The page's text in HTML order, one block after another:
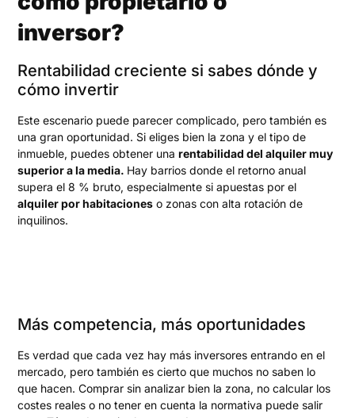
inversor?
Rentabilidad creciente si sabes dónde y
cómo invertir
Este escenario puede parecer complicado, pero también es
una gran oportunidad. Si eliges bien la zona y el tipo de
inmueble, puedes obtener unarentabilidad del alquiler muy
superior a la media. Hay barrios donde el retorno anual
supera el 8 % bruto, especialmente si apuestas por el
alquiler por habitaciones o zonas con alta rotación de
inquilinos.
Más competencia, más oportunidades
Es verdad que cada vez hay más inversores entrando en el
mercado, pero también es cierto que muchos no saben lo
que hacen. Comprar sin analizar bien la zona, no calcular los
costes reales o no tener en cuenta la normativa puede salir